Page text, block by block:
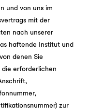
und von uns im
mit der
nach unserer
haftende Institut und
denen Sie
erforderlichen
zur